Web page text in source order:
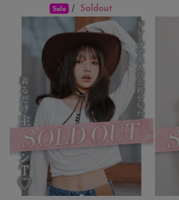
Sale /Soldout